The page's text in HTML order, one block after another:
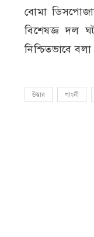
বোমা
বিশেষজ্ঞ দল
নিশ্চিতভাবে
উদ্ধার গাংনী